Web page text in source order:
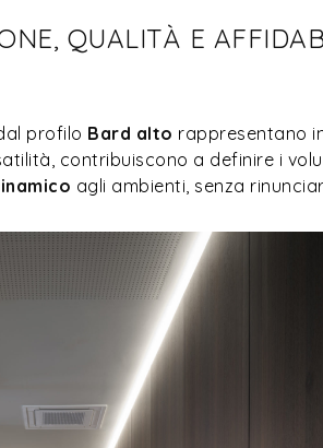
QUALITÀ E
profilo Bard alto rappresentano
contribuiscono a definire i
agli ambienti, senza